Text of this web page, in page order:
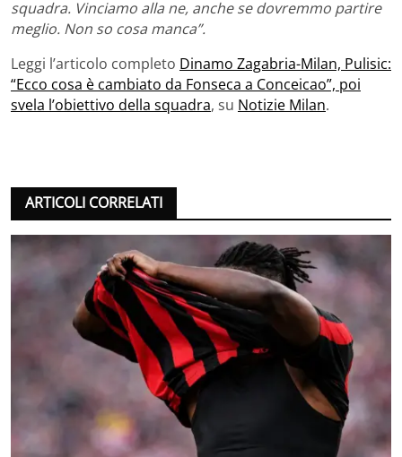
squadra. Vinciamo alla ne, anche se dovremmo partire
meglio. Non so cosa manca”.
Leggi l’articolo completo Dinamo Zagabria-Milan, Pulisic:
“Ecco cosa è cambiato da Fonseca a Conceicao”, poi
svela l’obiettivo della squadra, su Notizie Milan.
ARTICOLI CORRELATI